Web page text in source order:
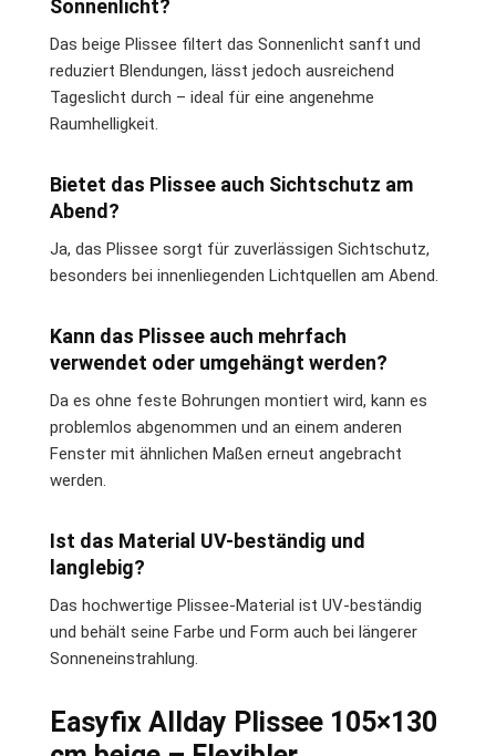
Sonnenlicht?
Das beige Plissee filtert das Sonnenlicht sanft und
reduziert Blendungen, lässt jedoch ausreichend
Tageslicht durch – ideal für eine angenehme
Raumhelligkeit.
Bietet das Plissee auch Sichtschutz am
Abend?
Ja, das Plissee sorgt für zuverlässigen Sichtschutz,
besonders bei innenliegenden Lichtquellen am Abend.
Kann das Plissee auch mehrfach
verwendet oder umgehängt werden?
Da es ohne feste Bohrungen montiert wird, kann es
problemlos abgenommen und an einem anderen
Fenster mit ähnlichen Maßen erneut angebracht
werden.
Ist das Material UV-beständig und
langlebig?
Das hochwertige Plissee-Material ist UV-beständig
und behält seine Farbe und Form auch bei längerer
Sonneneinstrahlung.
Easyfix Allday Plissee 105×130